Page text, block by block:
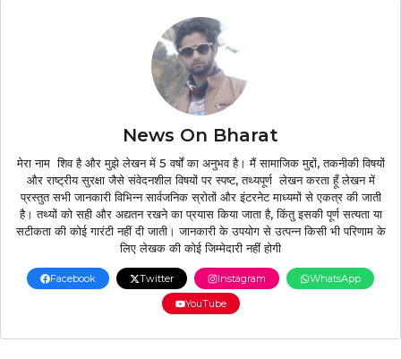
News On Bharat
मेरा नाम शिव है और मुझे लेखन में 5 वर्षों का अनुभव है। मैं सामाजिक मुद्दों, तकनीकी विषयों
और राष्ट्रीय सुरक्षा जैसे संवेदनशील विषयों पर स्पष्ट, तथ्यपूर्ण लेखन करता हूँ लेखन में
प्रस्तुत सभी जानकारी विभिन्न सार्वजनिक स्रोतों और इंटरनेट माध्यमों से एकत्र की जाती
है। तथ्यों को सही और अद्यतन रखने का प्रयास किया जाता है, किंतु इसकी पूर्ण सत्यता या
सटीकता की कोई गारंटी नहीं दी जाती। जानकारी के उपयोग से उत्पन्न किसी भी परिणाम के
लिए लेखक की कोई जिम्मेदारी नहीं होगी
Facebook Twitter Instagram
WhatsApp
YouTube